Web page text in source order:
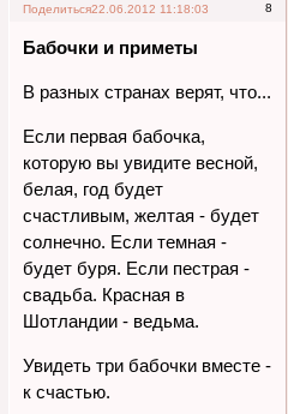
Поделиться 8
22.06.2012 11:18:03
Бабочки и приметы
В разных странах верят, что...
Если первая бабочка,
которую вы увидите весной,
белая, год будет
счастливым, желтая - будет
солнечно. Если темная -
будет буря. Если пестрая -
свадьба. Красная в
Шотландии - ведьма.
Увидеть три бабочки вместе -
к счастью.